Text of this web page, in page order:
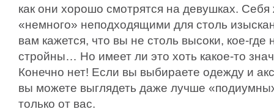
как они хорошо смотрятся на девушках.
«немного» неподходящими для столь
вам кажется, что вы не столь высоки, кое-где
стройны… Но имеет ли это хоть какое-то
Конечно нет! Если вы выбираете одежду и
вы можете выглядеть даже лучше
только от вас.